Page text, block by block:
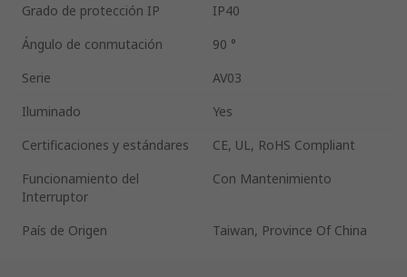
Grado de protección IP
IP40
Ángulo de conmutación
90 °
Serie
AV03
Iluminado
Yes
Certificaciones y estándares
CE, UL, RoHS Compliant
Funcionamiento del
Interruptor
Con Mantenimiento
País de Origen Taiwan, Province Of China